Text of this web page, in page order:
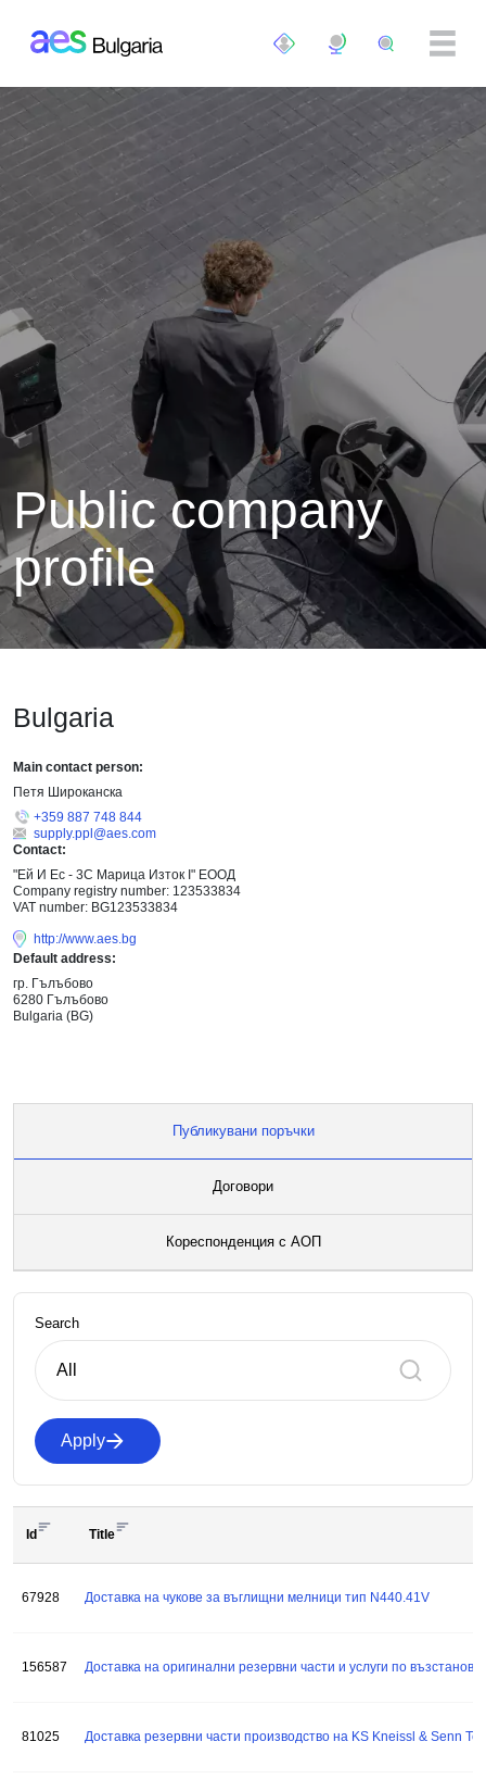
Public company
profile
Bulgaria
Main contact person:
Петя Широканска
+359 887 748 844
supply.ppl@aes.com
Contact:
"Ей И Ес - 3С Марица Изток I" ЕООД
Company registry number: 123533834
VAT number: BG123533834
http://www.aes.bg
Default address:
гр. Гълъбово
6280 Гълъбово
Bulgaria (BG)
Публикувани поръчки
Договори
Кореспонденция с АОП
Search
Id Title
67928 Доставка на чукове за въглищни мелници тип N440.41V
156587 Доставка на оригинални резервни части и услуги по
81025 Доставка резервни части производство на KS Kneissl & Senn